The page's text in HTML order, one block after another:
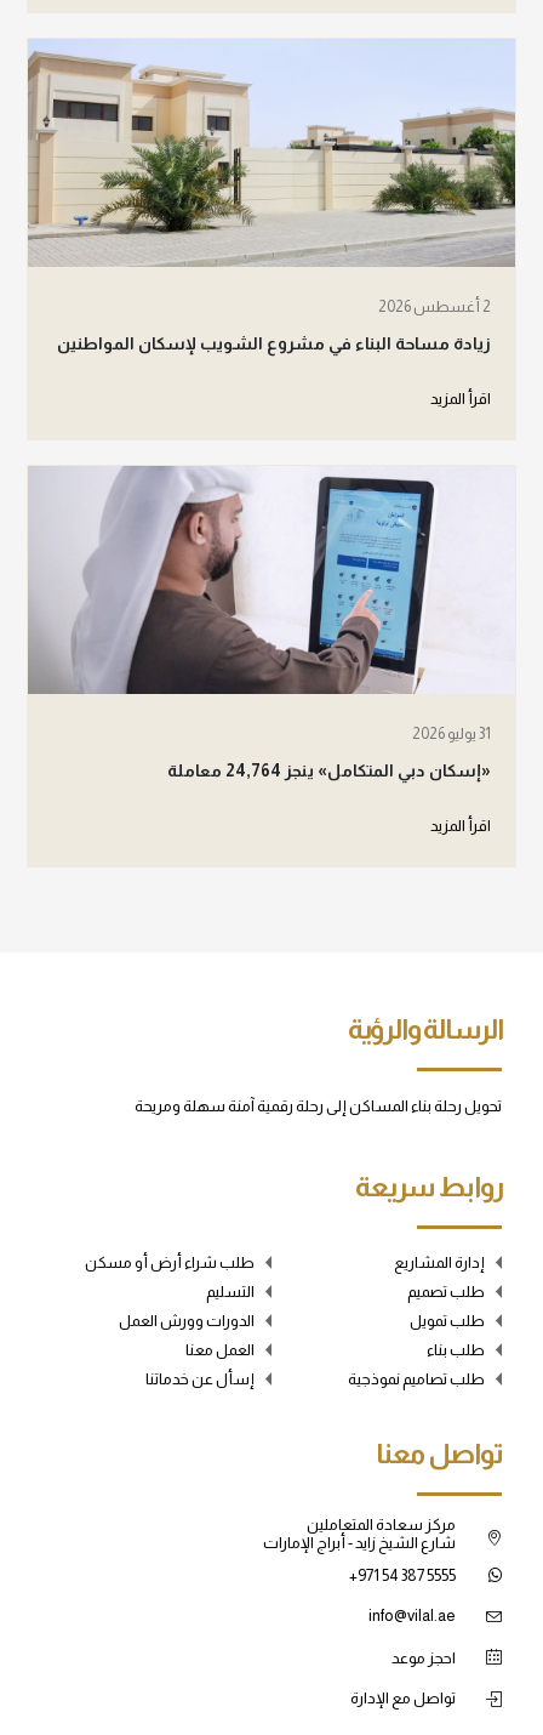
2 أغسطس 2026
زيادة مساحة البناء في مشروع الشويب لإسكان المواطنين
اقرأ المزيد
31 يوليو 2026
«إسكان دبي المتكامل» ينجز 24,764 معاملة
اقرأ المزيد
الرسالة والرؤية
تحويل رحلة بناء المساكن إلى رحلة رقمية آمنة سهلة ومريحة
روابط سريعة
إدارة المشاريع
طلب تصميم
طلب تمويل
طلب بناء
طلب تصاميم نموذجية
طلب شراء أرض أو مسكن
التسليم
الدورات وورش العمل
العمل معنا
إسأل عن خدماتنا
تواصل معنا
مركز سعادة المتعاملين
شارع الشيخ زايد - أبراج الإمارات
+971 54 387 5555
info@vilal.ae
احجز موعد
تواصل مع الإدارة